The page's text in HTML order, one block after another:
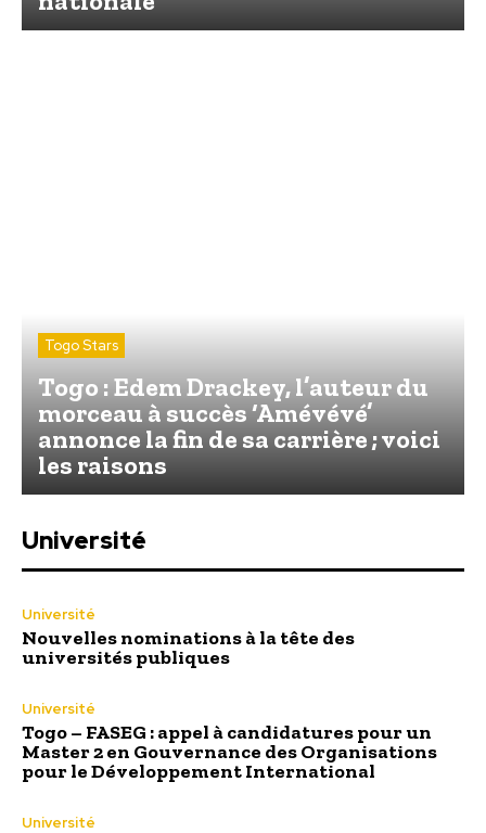
Togo Stars
Togo : Edem Drackey, l’auteur du
morceau à succès ‘Amévévé’
annonce la fin de sa carrière ; voici
les raisons
Université
Université
Nouvelles nominations à la tête des
universités publiques
Université
Togo – FASEG : appel à candidatures pour un
Master 2 en Gouvernance des Organisations
pour le Développement International
Université